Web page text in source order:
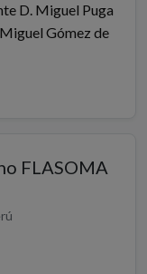
D. Miguel Puga
Gómez de
FLASOMA